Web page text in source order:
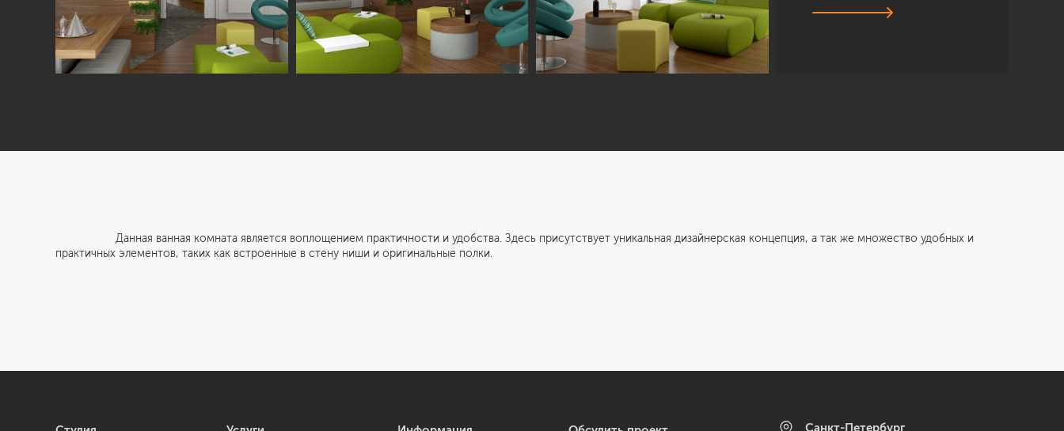
Данная ванная комната является воплощением практичности и удобства. Здесь присутствует уникальная дизайнерская концепция, а так же множество удобных и
практичных элементов, таких как встроенные в стену ниши и оригинальные полки.
Санкт-Петербург